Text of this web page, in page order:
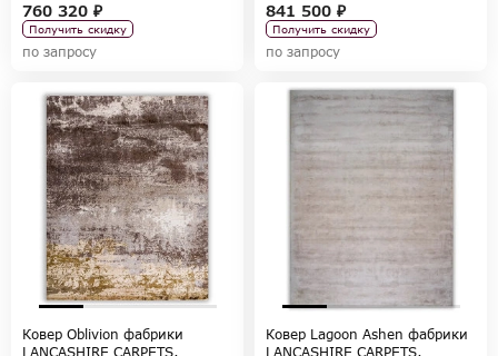
760 320 ₽
Получить скидку
по запросу
841 500 ₽
Получить скидку
по запросу
Ковер Oblivion фабрики
LANCASHIRE CARPETS,
Ковер Lagoon Ashen фабрики
LANCASHIRE CARPETS,